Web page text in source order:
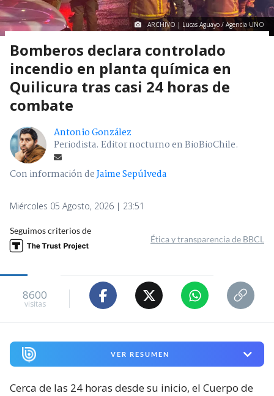
ARCHIVO | Lucas Aguayo / Agencia UNO
Bomberos declara controlado
incendio en planta química en
Quilicura tras casi 24 horas de
combate
Antonio González
Periodista. Editor nocturno en BioBioChile.
Con información deJaime Sepúlveda
Miércoles 05 Agosto, 2026 | 23:51
Seguimos criterios de
Ética y transparencia de BBCL
8600
visitas
VER RESUMEN
Cerca de las 24 horas desde su inicio, el Cuerpo de